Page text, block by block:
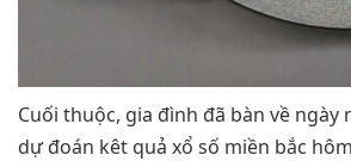
Cuối thuộc, gia đình đã bàn về
dự đoán kêt quả xổ số miền bắc